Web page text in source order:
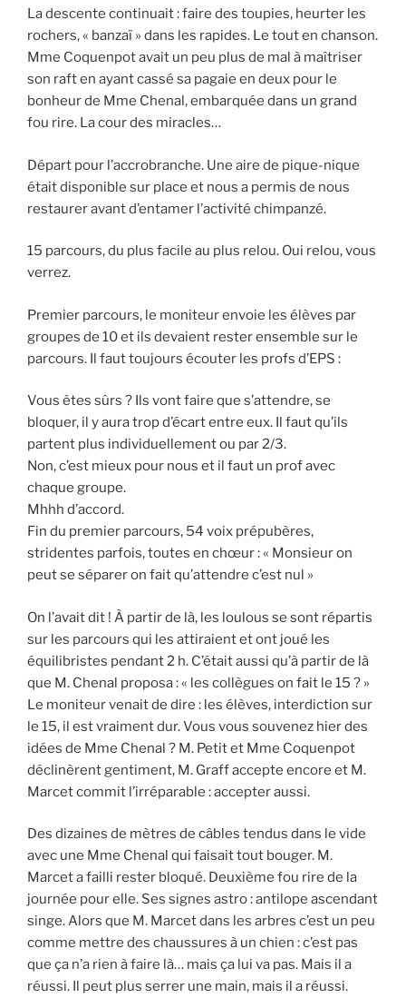
La descente continuait : faire des toupies, heurter les
rochers, « banzaï » dans les rapides. Le tout en chanson.
Mme Coquenpot avait un peu plus de mal à maîtriser
son raft en ayant cassé sa pagaie en deux pour le
bonheur de Mme Chenal, embarquée dans un grand
fou rire. La cour des miracles…
Départ pour l’accrobranche. Une aire de pique-nique
était disponible sur place et nous a permis de nous
restaurer avant d’entamer l’activité chimpanzé.
15 parcours, du plus facile au plus relou. Oui relou, vous
verrez.
Premier parcours, le moniteur envoie les élèves par
groupes de 10 et ils devaient rester ensemble sur le
parcours. Il faut toujours écouter les profs d’EPS :
Vous êtes sûrs ? Ils vont faire que s’attendre, se
bloquer, il y aura trop d’écart entre eux. Il faut qu’ils
partent plus individuellement ou par 2/3.
Non, c’est mieux pour nous et il faut un prof avec
chaque groupe.
Mhhh d’accord.
Fin du premier parcours, 54 voix prépubères,
stridentes parfois, toutes en chœur : « Monsieur on
peut se séparer on fait qu’attendre c’est nul »
On l’avait dit ! À partir de là, les loulous se sont répartis
sur les parcours qui les attiraient et ont joué les
équilibristes pendant 2 h. C’était aussi qu’à partir de là
que M. Chenal proposa : « les collègues on fait le 15 ? »
Le moniteur venait de dire : les élèves, interdiction sur
le 15, il est vraiment dur. Vous vous souvenez hier des
idées de Mme Chenal ? M. Petit et Mme Coquenpot
déclinèrent gentiment, M. Graff accepte encore et M.
Marcet commit l’irréparable : accepter aussi.
Des dizaines de mètres de câbles tendus dans le vide
avec une Mme Chenal qui faisait tout bouger. M.
Marcet a failli rester bloqué. Deuxième fou rire de la
journée pour elle. Ses signes astro : antilope ascendant
singe. Alors que M. Marcet dans les arbres c’est un peu
comme mettre des chaussures à un chien : c’est pas
que ça n’a rien à faire là… mais ça lui va pas. Mais il a
réussi. Il peut plus serrer une main, mais il a réussi.